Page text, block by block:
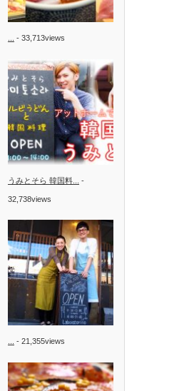
- 33,713views
うみとそら 韓国料... -
32,738views
- 21,355views